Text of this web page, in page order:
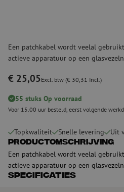
Een patchkabel wordt veelal
actieve apparatuur op een
€ 25,05 Excl. btw (€ 30,31 Incl.)
55 stuks Op voorraad
Voor 15.00 uur besteld, eerst volgende
Topkwaliteit Snelle levering Uit
Productomschrijving
Een patchkabel wordt veelal
actieve apparatuur op een
Specificaties